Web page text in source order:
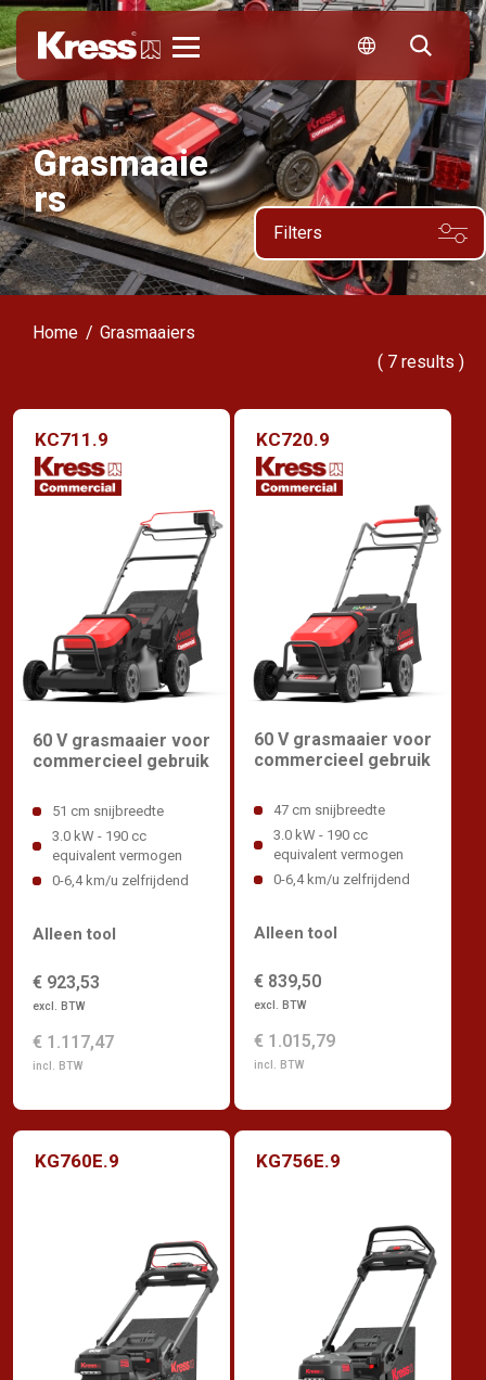
Grasmaaie
rs
Filters
Home
Grasmaaiers
( 7 results )
KC711.9
60 V grasmaaier voor
commercieel gebruik
51 cm snijbreedte
3.0 kW - 190 cc
equivalent vermogen
0-6,4 km/u zelfrijdend
€ 923,53
excl. BTW
€ 1.117,47
incl. BTW
Alleen tool
KC720.9
60 V grasmaaier voor
commercieel gebruik
47 cm snijbreedte
3.0 kW - 190 cc
equivalent vermogen
0-6,4 km/u zelfrijdend
€ 839,50
excl. BTW
€ 1.015,79
incl. BTW
Alleen tool
KG760E.9 KG756E.9